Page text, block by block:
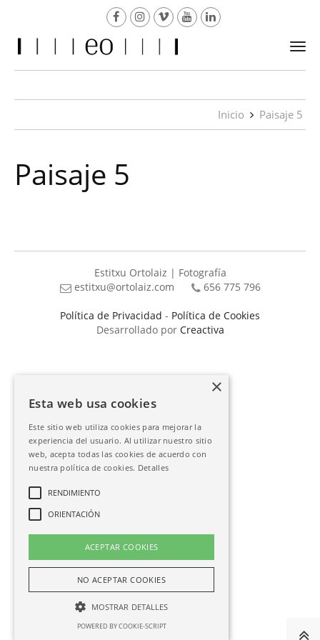
Inicio Paisaje 5
Paisaje 5
Estitxu Ortolaiz | Fotografía
estitxu@ortolaiz.com
656 775 796
Política de Privacidad - Política de Cookies
Desarrollado por Creactiva
Esta web usa cookies
Este sitio web utiliza cookies para mejorar la
experiencia del usuario. Al utilizar nuestro sitio
web, acepta todas las cookies de acuerdo con
nuestra política de cookies. Detalles
RENDIMIENTO
ORIENTACIÓN
ACEPTAR COOKIES
NO ACEPTAR COOKIES
MOSTRAR DETALLES
POWERED BY COOKIE-SCRIPT
×